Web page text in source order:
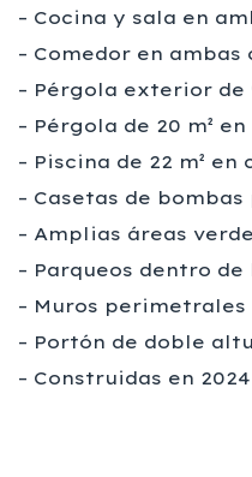
– Cocina y sala en
– Comedor en ambas
– Pérgola exterior de
– Pérgola de 20 m²
– Piscina de 22 m² en
– Casetas de
– Amplias áreas
– Parqueos dentro
– Muros perimetrales
– Portón de doble
– Construidas en 2024